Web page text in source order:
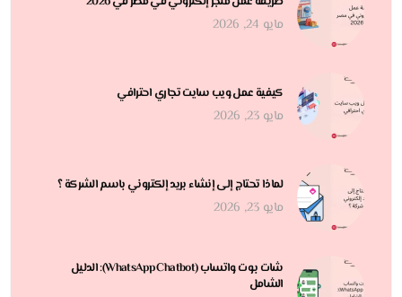
مايو 24, 2026
كيفية عمل ويب سايت تجاري احترافي
مايو 23, 2026
لماذا تحتاج إلى إنشاء بريد إلكتروني باسم الشركة ؟
مايو 23, 2026
شات بوت واتساب (WhatsApp Chatbot): الدليل
الشامل